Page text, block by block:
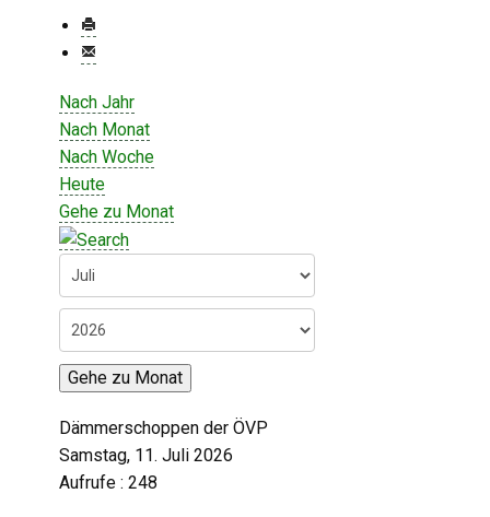
Gemeindeamt
Bildung
Vereine
Digitaler Amtshelfer
Offener Haushalt
Leben in Oberdorf
Bildergalerie
Geschichte
Freizeit
Nach Jahr
Nach Monat
Nach Woche
Heute
Gehe zu Monat
Gehe zu Monat
Dämmerschoppen der ÖVP
Samstag, 11. Juli 2026
Aufrufe : 248